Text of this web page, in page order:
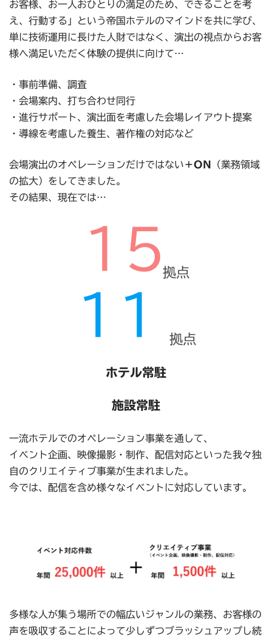
お客様、お一人おひとりの満足のため、できることを考
え、行動する」という帝国ホテルのマインドを共に学び、
単に技術運用に長けた人財ではなく、演出の視点からお客
様へ満足いただく体験の提供に向けて…
・事前準備、調査
・会場案内、打ち合わせ同行
・進行サポート、演出面を考慮した会場レイアウト提案
・導線を考慮した養生、著作権の対応など
会場演出のオペレーションだけではない＋ON
（業務領域
の拡大）をしてきました。
その結果、現在では…
拠点
拠点
ホテル常駐
施設常駐
一流ホテルでのオペレーション事業を通して、
イベント企画、映像撮影・制作、配信対応といった我々独
自のクリエイティブ事業が生まれました。
今では、配信を含め様々なイベントに対応しています。
多様な人が集う場所での幅広いジャンルの業務、お客様の
声を吸収することによって少しずつブラッシュアップし続